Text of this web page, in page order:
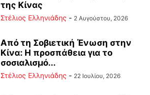
της Κίνας
Στέλιος Ελληνιάδης - 2 Αυγούστου, 2026
Από τη Σοβιετική Ένωση στην
Κίνα: Η προσπάθεια για το
σοσιαλισμό...
Στέλιος Ελληνιάδης - 22 Ιουλίου, 2026